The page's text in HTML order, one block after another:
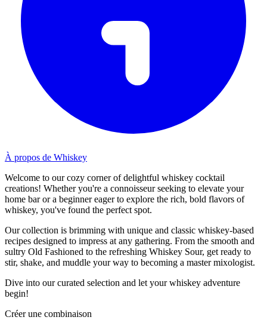
À propos de Whiskey
Welcome to our cozy corner of delightful whiskey cocktail
creations! Whether you're a connoisseur seeking to elevate your
home bar or a beginner eager to explore the rich, bold flavors of
whiskey, you've found the perfect spot.
Our collection is brimming with unique and classic whiskey-based
recipes designed to impress at any gathering. From the smooth and
sultry Old Fashioned to the refreshing Whiskey Sour, get ready to
stir, shake, and muddle your way to becoming a master mixologist.
Dive into our curated selection and let your whiskey adventure
begin!
Créer une combinaison